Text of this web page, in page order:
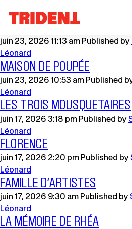
la
d'accueil
du
Archives
LE PLUS HEUREUX DES TROIS
juin 23, 2026 11:13 am Published by
Léonard
MAISON DE POUPÉE
juin 23, 2026 10:53 am Published
Léonard
LES TROIS MOUSQUETAIRES
juin 17, 2026 3:18 pm Published by
Léonard
FLORENCE
juin 17, 2026 2:20 pm Published by
Léonard
FAMILLE D’ARTISTES
juin 17, 2026 9:30 am Published by
Léonard
LA MÉMOIRE DE RHÉA